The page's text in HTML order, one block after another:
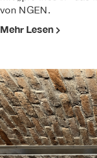
von NGEN.
Mehr Lesen